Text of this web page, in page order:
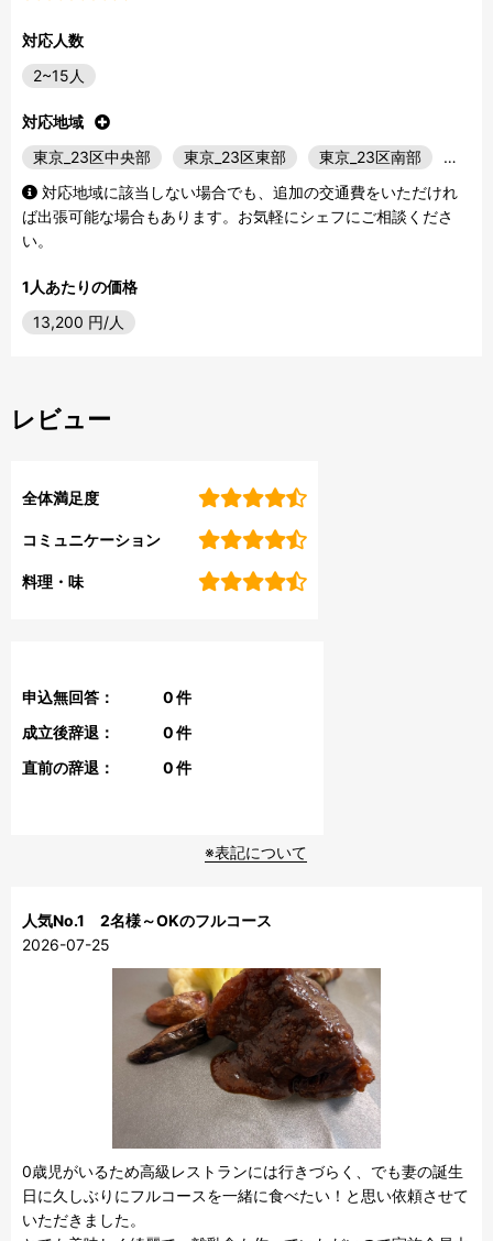
対応人数
2~15人
対応地域
東京_23区中央部
東京_23区東部 東京_23区南部
…
対応地域に該当しない場合でも、追加の交通費をいただけれ
ば出張可能な場合もあります。お気軽にシェフにご相談くださ
い。
1人あたりの価格
13,200 円/人
レビュー
全体満足度
コミュニケーション
料理・味
申込無回答： 0件
成立後辞退：
0件
直前の辞退：
0件
※表記について
人気No.1 2名様～OKのフルコース
2026-07-25
0歳児がいるため高級レストランには行きづらく、でも妻の誕生
日に久しぶりにフルコースを一緒に食べたい！と思い依頼させて
いただきました。